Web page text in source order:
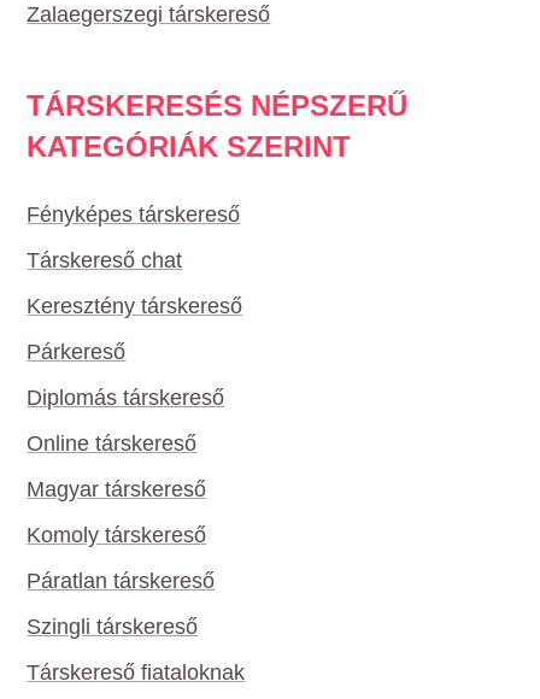
Zalaegerszegi társkereső
TÁRSKERESÉS NÉPSZERŰ
KATEGÓRIÁK SZERINT
Fényképes társkereső
Társkereső chat
Keresztény társkereső
Párkereső
Diplomás társkereső
Online társkereső
Magyar társkereső
Komoly társkereső
Páratlan társkereső
Szingli társkereső
Társkereső fiataloknak